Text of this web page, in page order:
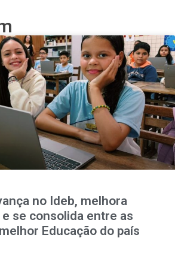
no Ideb, melhora
se consolida entre as
Educação do país